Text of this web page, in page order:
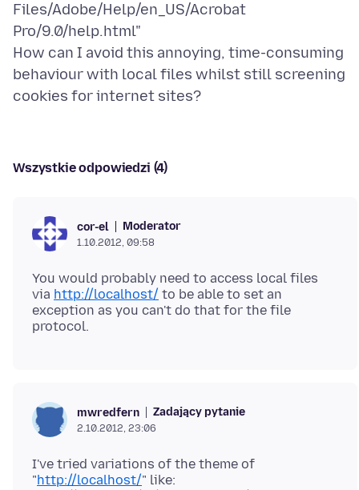
Files/Adobe/Help/en_US/Acrobat
Pro/9.0/help.html"
How can I avoid this annoying, time-consuming
behaviour with local files whilst still screening
Wszystkie odpowiedzi (4)
cor-el Moderator
1.10.2012, 09:58
You would probably need to access local files
via http://localhost/ to be able to set an
exception as you can't do that for the file
mwredfern Zadający pytanie
2.10.2012, 23:06
I've tried variations of the theme of
"http://localhost/" like: